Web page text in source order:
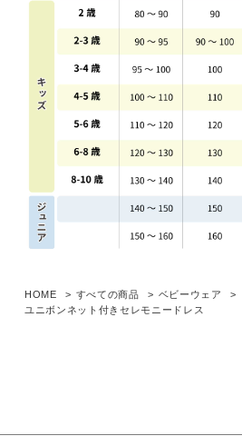
HOME すべての商品
ベビーウェア
ユニボンネット付きセレモニードレス